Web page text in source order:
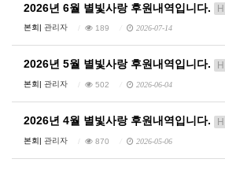
2026년 6월 별빛사랑 후원내역입니다. H
본회| 관리자 189 2026-07-14
2026년 5월 별빛사랑 후원내역입니다. H
본회| 관리자 502 2026-06-04
2026년 4월 별빛사랑 후원내역입니다. H
본회| 관리자 870 2026-05-06